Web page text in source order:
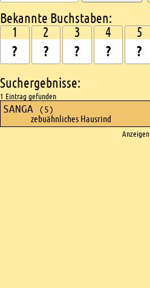
Bekannte Buchstaben:
1 2 3 4 5
Suchergebnisse:
1 Eintrag gefunden
SANGA (5)
zebuähnliches Hausrind
Anzeigen